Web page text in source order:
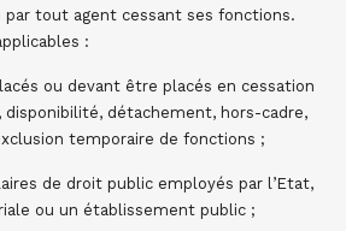
tout agent cessant ses fonctions.
:
ou devant être placés en cessation
détachement, hors-cadre,
temporaire de fonctions ;
de droit public employés par l’Etat,
ou un établissement public ;